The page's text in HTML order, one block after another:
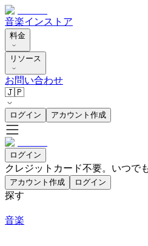
音楽インストア
料金
リソース
お問い合わせ
🇯🇵
ログイン アカウント作成
ログイン
クレジットカード不要。いつで
アカウント作成 ログイン
探す
音楽